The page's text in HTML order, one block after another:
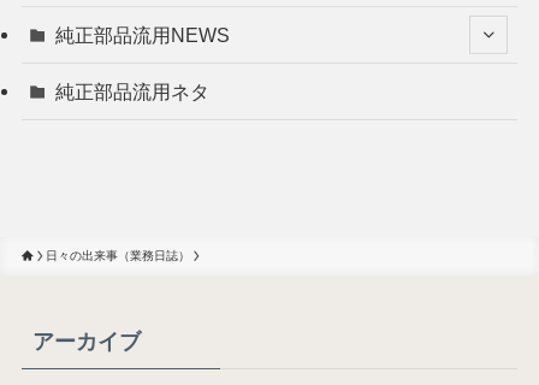
純正部品流用NEWS
純正部品流用ネタ
日々の出来事（業務日誌）
アーカイブ